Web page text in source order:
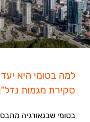
סקירת מגמות
בטומי שבגאורגיה